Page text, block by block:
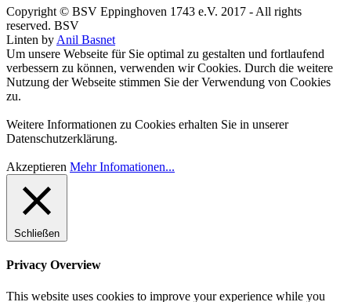
Copyright © BSV Eppinghoven 1743 e.V. 2017 - All rights
reserved. BSV
Linten by Anil Basnet
Um unsere Webseite für Sie optimal zu gestalten und fortlaufend
verbessern zu können, verwenden wir Cookies. Durch die weitere
Nutzung der Webseite stimmen Sie der Verwendung von Cookies
zu.
Weitere Informationen zu Cookies erhalten Sie in unserer
Datenschutzerklärung.
Akzeptieren Mehr Infomationen...
Schließen
Privacy Overview
This website uses cookies to improve your experience while you